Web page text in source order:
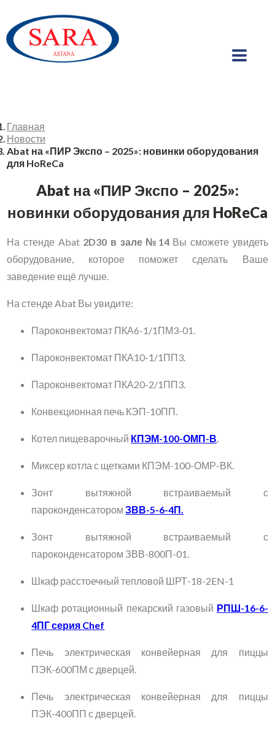
Главная
Новости
Abat на «ПИР Экспо – 2025»: новинки оборудования
для HoReCa
Abat на «ПИР Экспо – 2025»:
новинки оборудования для HoReCa
На стенде Abat 2D30 в зале №14 Вы сможете увидеть
оборудование, которое поможет сделать Ваше
заведение ещё лучше.
На стенде Abat Вы увидите:
Пароконвектомат ПКА6-1/1ПМ3-01.
Пароконвектомат ПКА10-1/1ПП3.
Пароконвектомат ПКА20-2/1ПП3.
Конвекционная печь КЭП-10ПП.
Котел пищеварочный КПЭМ-100-ОМП-В.
Миксер котла с щетками КПЭМ-100-ОМР-ВК.
Зонт вытяжной встраиваемый с
пароконденсатором ЗВВ-5-6-4П.
Зонт вытяжной встраиваемый с
пароконденсатором ЗВВ-800П-01.
Шкаф расстоечный тепловой ШРТ-18-2EN-1
Шкаф ротационный пекарский газовый РПШ-16-6-
4ПГ серия Chef
Печь электрическая конвейерная для пиццы
ПЭК-600ПМ с дверцей.
Печь электрическая конвейерная для пиццы
ПЭК-400ПП с дверцей.